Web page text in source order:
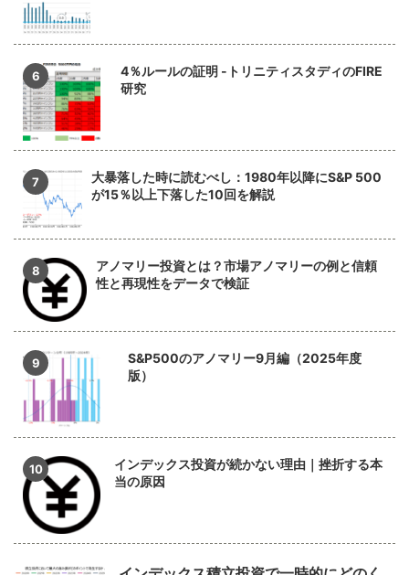
4％ルールの証明 -トリニティスタディのFIRE
研究
大暴落した時に読むべし：1980年以降にS&P 500
が15％以上下落した10回を解説
アノマリー投資とは？市場アノマリーの例と信頼
性と再現性をデータで検証
S&P500のアノマリー9月編（2025年度
版）
インデックス投資が続かない理由｜挫折する本
当の原因